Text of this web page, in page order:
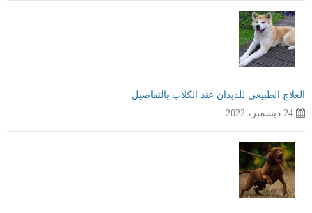
العلاج الطبيعى للديدان عند الكلاب بالتفاصيل
24 ديسمبر، 2022